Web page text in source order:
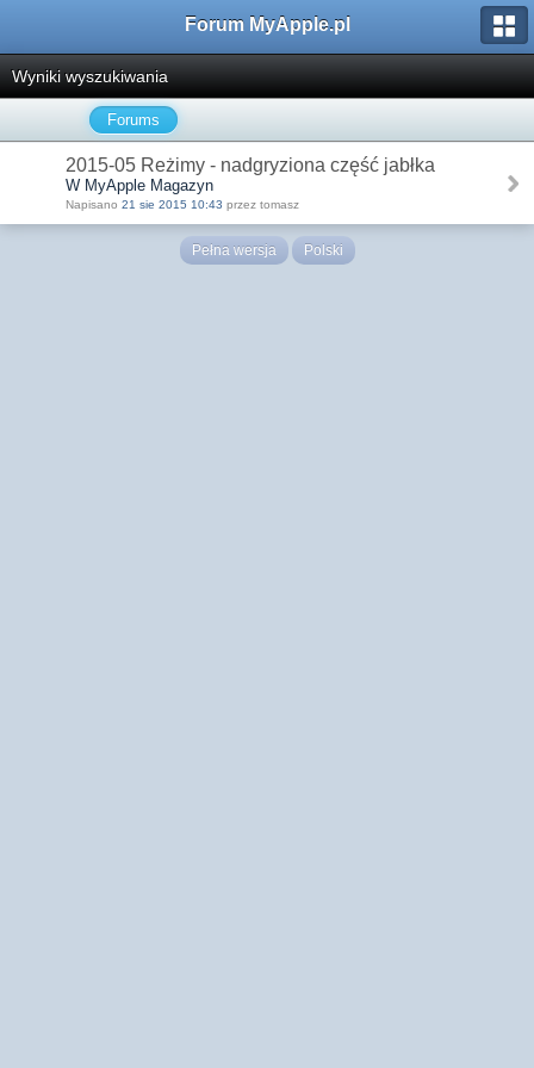
Forum MyApple.pl
Wyniki wyszukiwania
Forums
2015-05 Reżimy - nadgryziona część jabłka
W MyApple Magazyn
Napisano 21 sie 2015 10:43 przez tomasz
Pełna wersja Polski